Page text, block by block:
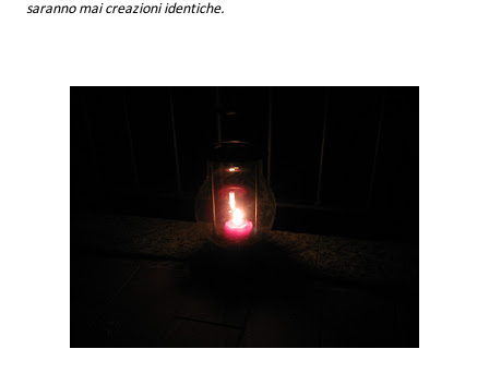
saranno mai creazioni identiche.